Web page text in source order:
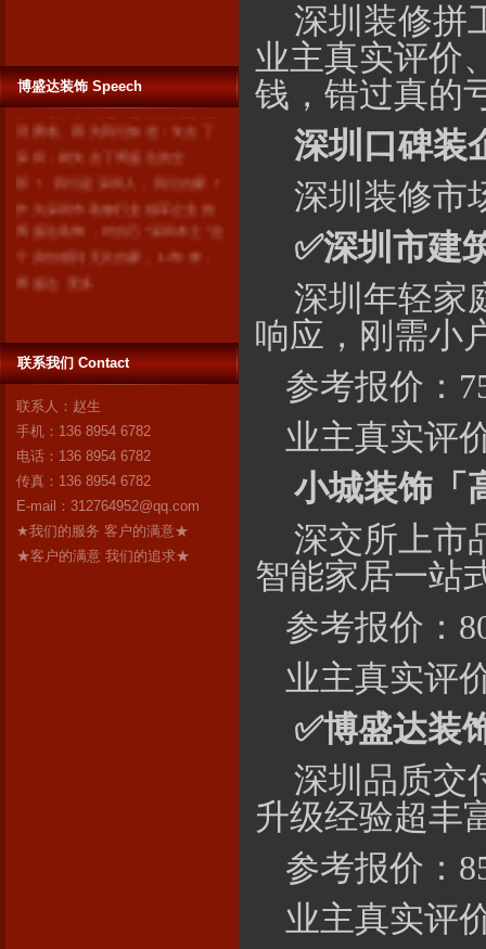
博盛达装饰 Speech
加不敢采取转包等违法行为忽悠
消费者。因为我们知道：失去了
深圳，就失去了博盛达的全
部！ 我们是深圳人，我们自豪！
作为深圳市装修行业领军企业的
博盛达装饰，对自己“深圳本土”这
个身份感到无比自豪。17年来，
博盛达
联系我们 Contact
联系人：赵生
手机：136 8954 6782
电话：136 8954 6782
传真：136 8954 6782
E-mail： 312764952@qq.com
★我们的服务 客户的满意★
★客户的满意 我们的追求★
深圳装修拼
业主真实评价
钱，错过真的
深圳口碑装
深圳装修市
✅深圳市建
深圳年轻家
响应，刚需小
参考报价：
业主真实评
小城装饰「
深交所上市
智能家居一站
参考报价：
业主真实评
✅博盛达装
深圳品质交
升级经验超丰
参考报价：
业主真实评